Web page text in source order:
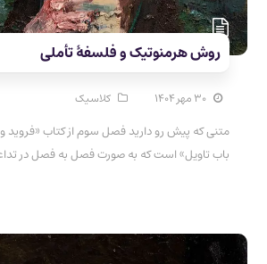
روش هرمنوتیک و فلسفۀ تأملی
۳۰ مهر ۱۴۰۴ کلاسیک
متنی که پیش رو دارید فصل سوم از کتاب «فروید
باب تاویل» است که به صورت فصل به فصل در